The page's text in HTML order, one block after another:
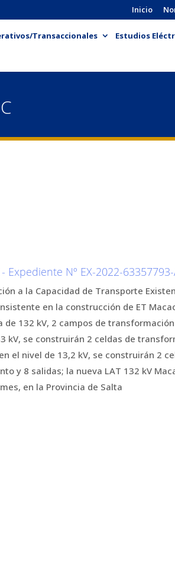
Inicio
Transaccionales Estudios
Expediente Nº EX-2022-
a la Capacidad de Transporte
en la construcción de ET
de 132 kV, 2 campos de
kV, se construirán 2 celdas de
el nivel de 13,2 kV, se construirán 2
y 8 salidas; la nueva LAT 132 kV
en la Provincia de Salta